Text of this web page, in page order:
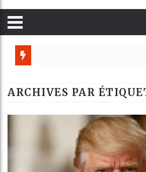
ARCHIVES PAR